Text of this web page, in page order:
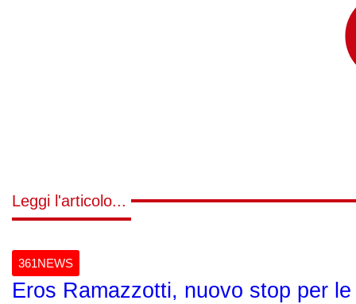
Leggi l'articolo...
361NEWS
Eros Ramazzotti, nuovo stop per